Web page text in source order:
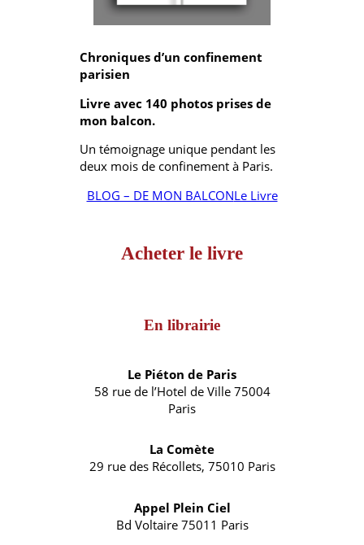
Chroniques d’un confinement
parisien
Livre avec 140 photos prises de
mon balcon.
Un témoignage unique pendant les
deux mois de confinement à Paris.
BLOG – DE MON BALCONLe Livre
Acheter le livre
En librairie
Le Piéton de Paris
58 rue de l’Hotel de Ville 75004
Paris
La Comète
29 rue des Récollets, 75010 Paris
Appel Plein Ciel
Bd Voltaire 75011 Paris